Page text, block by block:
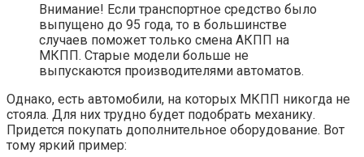
Внимание! Если транспортное средство было
выпущено до 95 года, то в большинстве
случаев поможет только смена АКПП на
МКПП. Старые модели больше не
выпускаются производителями автоматов.
Однако, есть автомобили, на которых МКПП никогда не
стояла. Для них трудно будет подобрать механику.
Придется покупать дополнительное оборудование. Вот
тому яркий пример: